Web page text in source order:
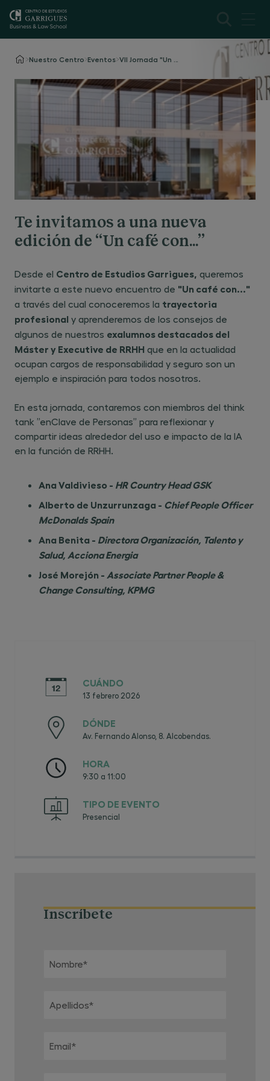
Nuestro Centro Eventos
Te invitamos a una nueva
edición de “Un café con…”
Desde el Centro de Estudios Garrigues, queremos
invitarte a este nuevo encuentro de "Un café con..."
a través del cual conoceremos la trayectoria
profesional y aprenderemos de los consejos de
algunos de nuestros exalumnos destacados del
Máster y Executive de RRHH que en la actualidad
ocupan cargos de responsabilidad y seguro son un
ejemplo e inspiración para todos nosotros.
En esta jornada, contaremos con miembros del think
tank ”enClave de Personas” para reflexionar y
compartir ideas alrededor del uso e impacto de la IA
en la función de RRHH.
Ana Valdivieso - HR Country Head GSK
Alberto de Unzurrunzaga - Chief People Officer
McDonalds Spain
Ana Benita - Directora Organización, Talento y
Salud, Acciona Energia
José Morejón - Associate Partner People &
Change Consulting, KPMG
CUÁNDO
13 febrero 2026
DÓNDE
Av. Fernando Alonso, 8. Alcobendas.
HORA
9:30 a 11:00
TIPO DE EVENTO
Presencial
Inscríbete
Nombre*
Apellidos*
Email*